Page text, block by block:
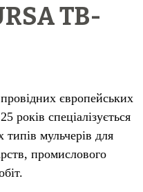
TB-
європейських
років спеціалізується
мульчерів для
промислового